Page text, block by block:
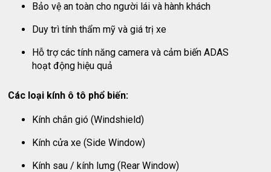
Bảo vệ an toàn cho người lái và hành khách
Duy trì tính thẩm mỹ và giá trị xe
Hỗ trợ các tính năng camera và cảm biến ADAS
hoạt động hiệu quả
Các loại kính ô tô phổ biến:
Kính chắn gió (Windshield)
Kính cửa xe (Side Window)
Kính sau / kính lưng (Rear Window)